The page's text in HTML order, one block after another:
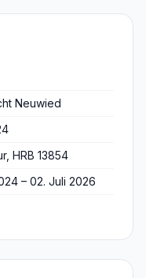
Neuwied
HRB 13854
– 02. Juli 2026